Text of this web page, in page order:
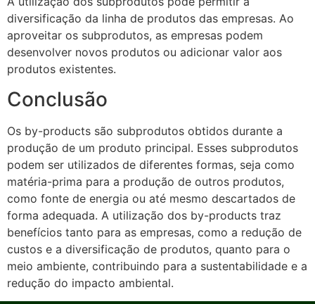
diversificação da linha de produtos das empresas. Ao
aproveitar os subprodutos, as empresas podem
desenvolver novos produtos ou adicionar valor aos
produtos existentes.
Conclusão
Os by-products são subprodutos obtidos durante a
produção de um produto principal. Esses subprodutos
podem ser utilizados de diferentes formas, seja como
matéria-prima para a produção de outros produtos,
como fonte de energia ou até mesmo descartados de
forma adequada. A utilização dos by-products traz
benefícios tanto para as empresas, como a redução de
custos e a diversificação de produtos, quanto para o
meio ambiente, contribuindo para a sustentabilidade e a
redução do impacto ambiental.